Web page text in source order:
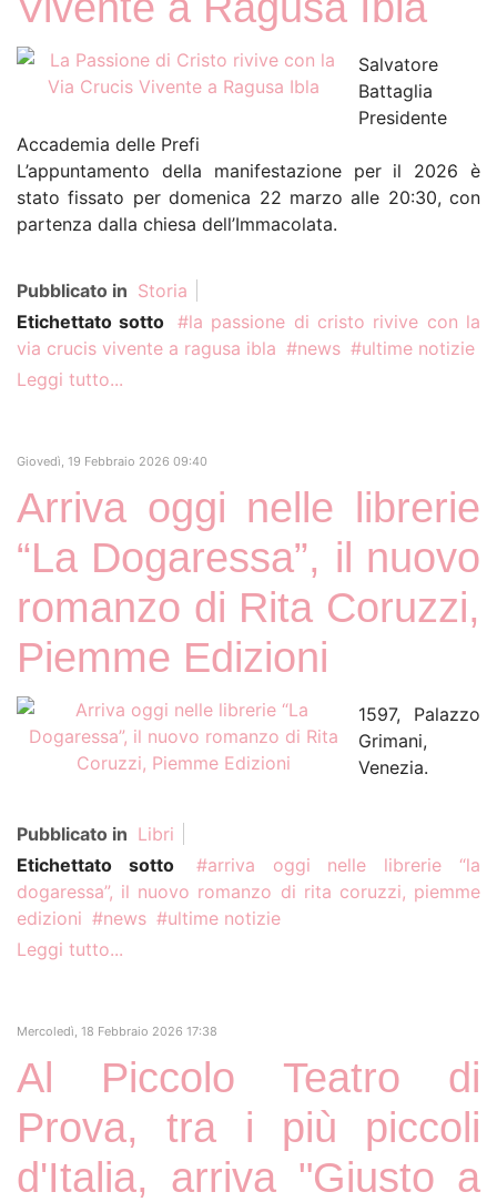
Human Rights Film Fest:
cinema, incontri e diritti umani
dal mondo
Luglio 2026. Il Libro del Mese –
La Scelta dei Lettori
Quando la tecnologia insegna,
chi plasma la mente?
Fante An American Writer'
diretto da Flavio Sciolè
Zaffiromagazine.com torna il 16
Salvatore
Battaglia
Presidente
Accademia delle Prefi
L’appuntamento della manifestazione per il 2026 è
stato fissato per domenica 22 marzo alle 20:30, con
partenza dalla chiesa dell’Immacolata.
Pubblicato in Storia
Etichettato sotto
la passione di cristo rivive con la
via crucis vivente a ragusa ibla
news
ultime notizie
Leggi tutto...
Giovedì, 19 Febbraio 2026 09:40
Arriva oggi nelle librerie
“La Dogaressa”, il nuovo
romanzo di Rita Coruzzi,
Piemme Edizioni
1597, Palazzo
Grimani,
Venezia.
Pubblicato in Libri
Etichettato sotto
arriva oggi nelle librerie “la
dogaressa”, il nuovo romanzo di rita coruzzi, piemme
edizioni
news
ultime notizie
Leggi tutto...
Mercoledì, 18 Febbraio 2026 17:38
Al Piccolo Teatro di
Prova, tra i più piccoli
d'Italia, arriva "Giusto a